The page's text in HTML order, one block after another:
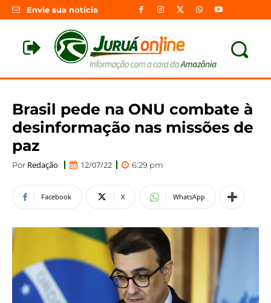
Envie sua notícia
Brasil pede na ONU combate à
desinformação nas missões de
paz
Por Redação 12/07/22 6:29 pm
Facebook X WhatsApp